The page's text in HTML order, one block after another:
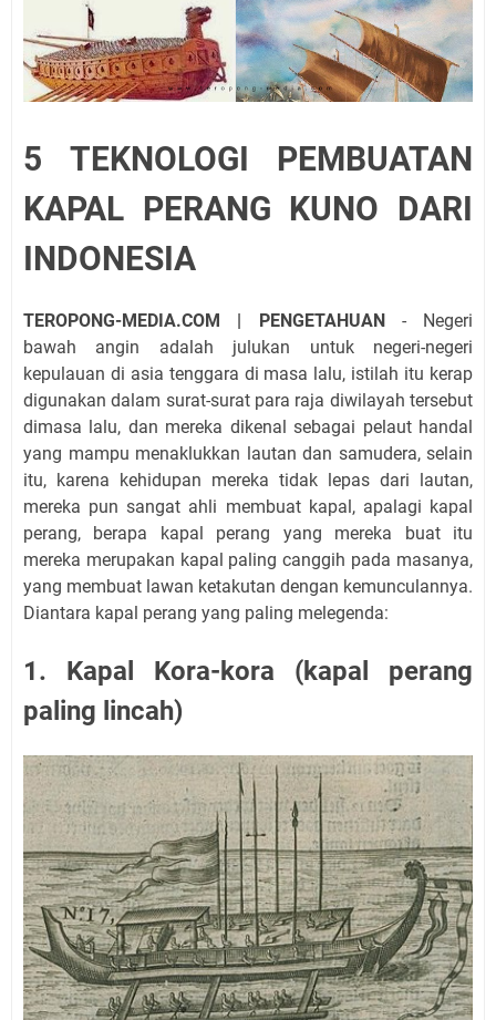
5 TEKNOLOGI PEMBUATAN
KAPAL PERANG KUNO DARI
INDONESIA
TEROPONG-MEDIA.COM | PENGETAHUAN
- Negeri
bawah angin adalah julukan untuk negeri-negeri
kepulauan di asia tenggara di masa lalu, istilah itu kerap
digunakan dalam surat-surat para raja diwilayah tersebut
dimasa lalu, dan mereka dikenal sebagai pelaut handal
yang mampu menaklukkan lautan dan samudera, selain
itu, karena kehidupan mereka tidak lepas dari lautan,
mereka pun sangat ahli membuat kapal, apalagi kapal
perang, berapa kapal perang yang mereka buat itu
mereka merupakan kapal paling canggih pada masanya,
yang membuat lawan ketakutan dengan kemunculannya.
Diantara kapal perang yang paling melegenda:
1. Kapal Kora-kora (kapal perang
paling lincah)